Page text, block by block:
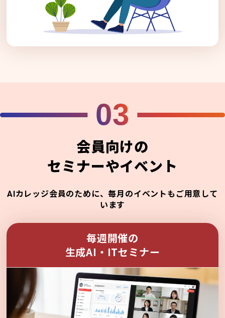
03
会員向けの
セミナーやイベント
AIカレッジ会員のために、毎月のイベントもご用意して
います
毎週開催の
生成AI・ITセミナー